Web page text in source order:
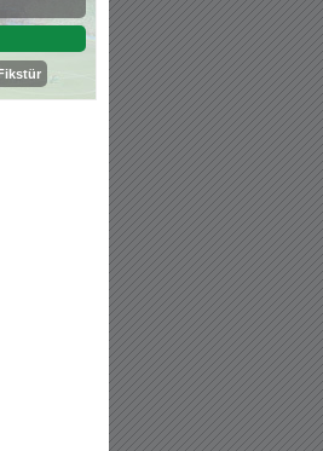
Bursaspor - Sepahan
Hazırlık Maçı
25 Temmuz 2019 Perşembe |